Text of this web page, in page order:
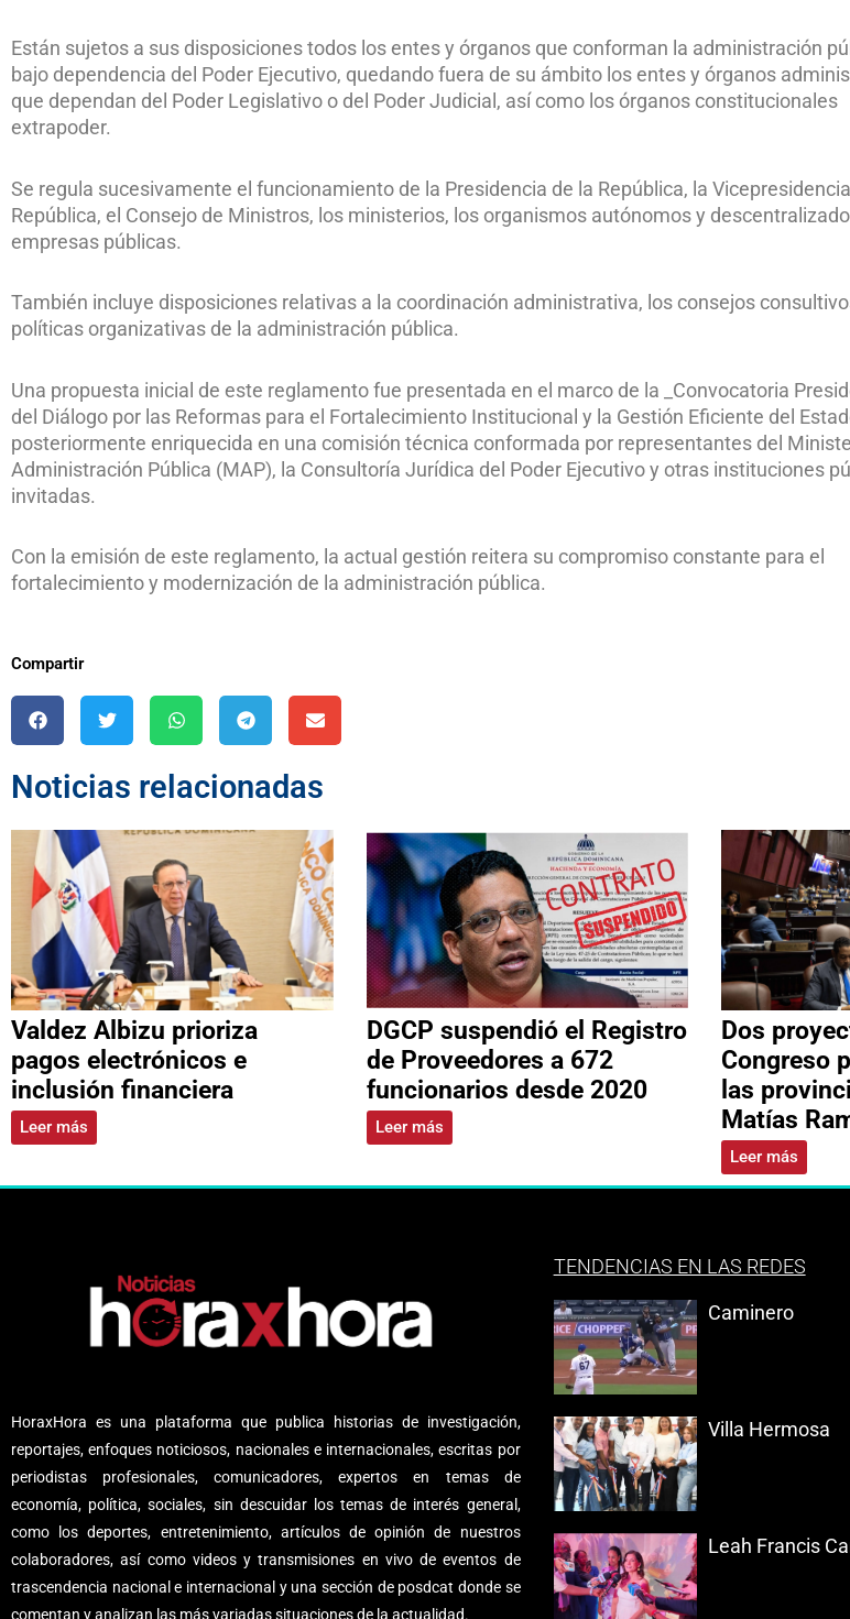
Están sujetos a sus disposiciones todos los entes y órganos que conforman la administración
bajo dependencia del Poder Ejecutivo, quedando fuera de su ámbito los entes y órganos
que dependan del Poder Legislativo o del Poder Judicial, así como los órganos constitucionales
extrapoder.
Se regula sucesivamente el funcionamiento de la Presidencia de la República, la
República, el Consejo de Ministros, los ministerios, los organismos autónomos y
empresas públicas.
También incluye disposiciones relativas a la coordinación administrativa, los consejos
políticas organizativas de la administración pública.
Una propuesta inicial de este reglamento fue presentada en el marco de la _Convocatoria
del Diálogo por las Reformas para el Fortalecimiento Institucional y la Gestión Eficiente del
posteriormente enriquecida en una comisión técnica conformada por representantes del
Administración Pública (MAP), la Consultoría Jurídica del Poder Ejecutivo y otras instituciones
invitadas.
Con la emisión de este reglamento, la actual gestión reitera su compromiso constante para el
fortalecimiento y modernización de la administración pública.
Compartir
Noticias relacionadas
Valdez Albizu prioriza
pagos electrónicos e
inclusión financiera
Leer más
DGCP suspendió el Registro
de Proveedores a 672
funcionarios desde 2020
Leer más
Dos
Congreso
las
Matías
Leer más
HoraxHora es una plataforma que publica historias de investigación,
reportajes, enfoques noticiosos, nacionales e internacionales, escritas por
periodistas profesionales, comunicadores, expertos en temas de
economía, política, sociales, sin descuidar los temas de interés general,
como los deportes, entretenimiento, artículos de opinión de nuestros
colaboradores, así como videos y transmisiones en vivo de eventos de
trascendencia nacional e internacional y una sección de posdcat donde se
comentan y analizan las más variadas situaciones de la actualidad.
TENDENCIAS EN LAS REDES
Caminero
Villa Hermosa
Leah Francis